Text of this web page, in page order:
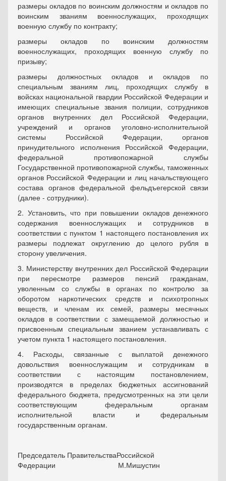
размеры окладов по воинским должностям и окладов по
воинским званиям военнослужащих, проходящих
военную службу по контракту;
размеры окладов по воинским должностям
военнослужащих, проходящих военную службу по
призыву;
размеры должностных окладов и окладов по
специальным званиям лиц, проходящих службу в
войсках национальной гвардии Российской Федерации и
имеющих специальные звания полиции, сотрудников
органов внутренних дел Российской Федерации,
учреждений и органов уголовно-исполнительной
системы Российской Федерации, органов
принудительного исполнения Российской Федерации,
федеральной противопожарной службы
Государственной противопожарной службы, таможенных
органов Российской Федерации и лиц начальствующего
состава органов федеральной фельдъегерской связи
(далее - сотрудники).
2. Установить, что при повышении окладов денежного
содержания военнослужащих и сотрудников в
соответствии с пунктом 1 настоящего постановления их
размеры подлежат округлению до целого рубля в
сторону увеличения.
3. Министерству внутренних дел Российской Федерации
при пересмотре размеров пенсий гражданам,
уволенным со службы в органах по контролю за
оборотом наркотических средств и психотропных
веществ, и членам их семей, размеры месячных
окладов в соответствии с замещаемой должностью и
присвоенным специальным званием устанавливать с
учетом пункта 1 настоящего постановления.
4. Расходы, связанные с выплатой денежного
довольствия военнослужащим и сотрудникам в
соответствии с настоящим постановлением,
производятся в пределах бюджетных ассигнований
федерального бюджета, предусмотренных на эти цели
соответствующим федеральным органам
исполнительной власти и федеральным
государственным органам.
Председатель ПравительстваРоссийской
Федерации М.Мишустин